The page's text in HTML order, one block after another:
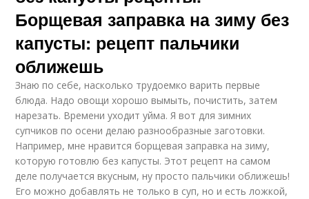
Борщевая заправка на зиму без
капусты: рецепт пальчики
оближешь
Знаю по себе, насколько трудоемко варить первые
блюда. Надо овощи хорошо вымыть, почистить, затем
нарезать. Времени уходит уйма. Я вот для зимних
супчиков по осени делаю разнообразные заготовки.
Например, мне нравится борщевая заправка на зиму,
которую готовлю без капусты. Этот рецепт на самом
деле получается вкусным, ну просто пальчики оближешь!
Его можно добавлять не только в суп, но и есть ложкой,